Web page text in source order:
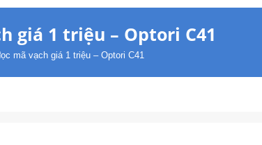
giá 1 triệu – Optori C41
mã vạch giá 1 triệu – Optori C41